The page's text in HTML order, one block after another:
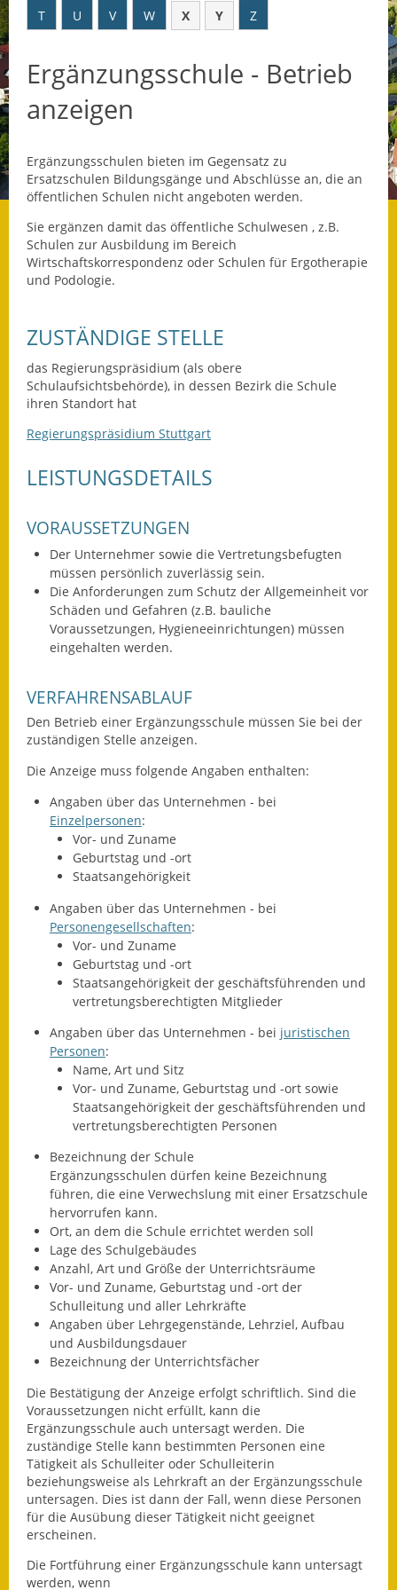
Datenschutz
Datenschutz im
Steueramt
Geschichte und
Gegenwart
Was die Alten noch
wussten!
Lärmaktionsplan
Infos in Leichter Sprache
Mitteilungsblatt
Notfallplanung
Ortsplan
Schadensmeldung
Kreisstraße
Stellenausschreibungen
Zahlen und Fakten
Rathaus
Bauhof Notzingen
Behördenadressen
Beratungsstellen im
Landkreis
Formulare
Gemeinderat
Sitzungsberichte 2015
Sitzungsberichte 2018
Sitzungsberichte 2019
Sitzungsberichte 2020
Gemeindeverwaltung
Haushalt & Finanzen
T
U V W X Y Z
Ergänzungsschule - Betrieb
anzeigen
Ergänzungsschulen bieten im Gegensatz zu
Ersatzschulen Bildungsgänge und Abschlüsse an, die an
öffentlichen Schulen nicht angeboten werden.
Sie ergänzen damit das öffentliche Schulwesen , z.B.
Schulen zur Ausbildung im Bereich
Wirtschaftskorrespondenz oder Schulen für Ergotherapie
und Podologie.
ZUSTÄNDIGE STELLE
das Regierungspräsidium (als obere
Schulaufsichtsbehörde), in dessen Bezirk die Schule
ihren Standort hat
Regierungspräsidium Stuttgart
LEISTUNGSDETAILS
VORAUSSETZUNGEN
Der Unternehmer sowie die Vertretungsbefugten
müssen persönlich zuverlässig sein.
Die Anforderungen zum Schutz der Allgemeinheit vor
Schäden und Gefahren (z.B. bauliche
Voraussetzungen, Hygieneeinrichtungen) müssen
eingehalten werden.
VERFAHRENSABLAUF
Den Betrieb einer Ergänzungsschule müssen Sie bei der
zuständigen Stelle anzeigen.
Die Anzeige muss folgende Angaben enthalten:
Angaben über das Unternehmen - bei
Einzelpersonen:
Vor- und Zuname
Geburtstag und -ort
Staatsangehörigkeit
Angaben über das Unternehmen - bei
Personengesellschaften:
Vor- und Zuname
Geburtstag und -ort
Staatsangehörigkeit der geschäftsführenden und
vertretungsberechtigten Mitglieder
Angaben über das Unternehmen - bei juristischen
Personen:
Name, Art und Sitz
Vor- und Zuname, Geburtstag und -ort sowie
Staatsangehörigkeit der geschäftsführenden und
vertretungsberechtigten Personen
Bezeichnung der Schule
Ergänzungsschulen dürfen keine Bezeichnung
führen, die eine Verwechslung mit einer Ersatzschule
hervorrufen kann.
Ort, an dem die Schule errichtet werden soll
Lage des Schulgebäudes
Anzahl, Art und Größe der Unterrichtsräume
Vor- und Zuname, Geburtstag und -ort der
Schulleitung und aller Lehrkräfte
Angaben über Lehrgegenstände, Lehrziel, Aufbau
und Ausbildungsdauer
Bezeichnung der Unterrichtsfächer
Die Bestätigung der Anzeige erfolgt schriftlich. Sind die
Voraussetzungen nicht erfüllt, kann die
Ergänzungsschule auch untersagt werden. Die
zuständige Stelle kann bestimmten Personen eine
Tätigkeit als Schulleiter oder Schulleiterin
beziehungsweise als Lehrkraft an der Ergänzungsschule
untersagen. Dies ist dann der Fall, wenn diese Personen
für die Ausübung dieser Tätigkeit nicht geeignet
erscheinen.
Die Fortführung einer Ergänzungsschule kann untersagt
werden, wenn